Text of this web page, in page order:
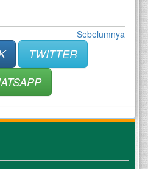
Sebelumnya
TWITTER